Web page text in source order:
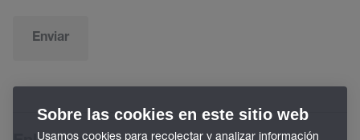
Enviar
Sobre las cookies en este sitio web
Usamos cookies para recolectar y analizar información